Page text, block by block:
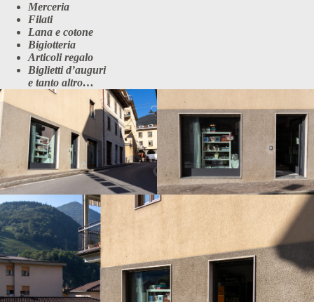
Merceria
Filati
Lana e cotone
Bigiotteria
Articoli regalo
Biglietti d’auguri
e tanto altro…